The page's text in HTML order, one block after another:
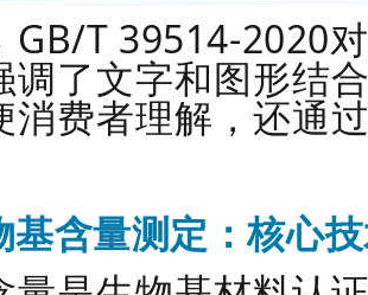
GB/T 39514-2020
调了文字和图形结
消费者理解，还通
基含量测定：核心